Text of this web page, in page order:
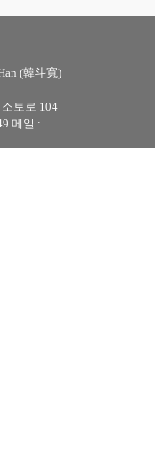
(韓斗寬)
토로 104
메일 :